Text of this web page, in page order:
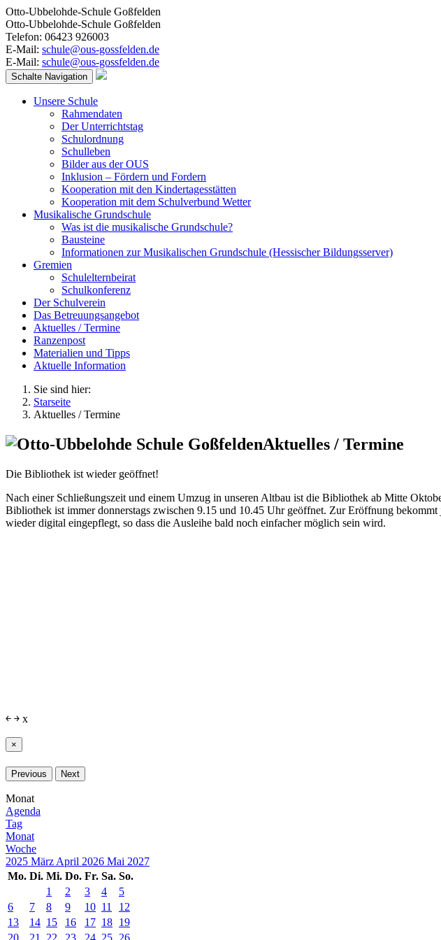
Otto-Ubbelohde-Schule Goßfelden
Otto-Ubbelohde-Schule Goßfelden
Telefon: 06423 926003
E-Mail: schule@ous-gossfelden.de
E-Mail: schule@ous-gossfelden.de
Schalte Navigation
Unsere Schule
Rahmendaten
Der Unterrichtstag
Schulordnung
Schulleben
Bilder aus der OUS
Inklusion – Fördern und Fordern
Kooperation mit den Kindertagesstätten
Kooperation mit dem Schulverbund Wetter
Musikalische Grundschule
Was ist die musikalische Grundschule?
Bausteine
Informationen zur Musikalischen Grundschule (Hessischer Bildungsserver)
Gremien
Schulelternbeirat
Schulkonferenz
Der Schulverein
Das Betreuungsangebot
Aktuelles / Termine
Ranzenpost
Materialien und Tipps
Aktuelle Information
Sie sind hier:
Starseite
Aktuelles / Termine
Aktuelles / Termine
Die Bibliothek ist wieder geöffnet!
Nach einer Schließungszeit und einem Umzug in unseren Altbau ist die Bibliothek ab Mitte
Bibliothek ist immer donnerstags zwischen 9.15 und 10.45 Uhr geöffnet. Zur Eröffnung
wieder digital eingepflegt, so dass die Ausleihe bald noch einfacher möglich sein wird.
￩ ￫ x
×
Previous Next
Monat
Agenda
Tag
Monat
Woche
2025 März April 2026 Mai 2027
Mo. Di. Mi. Do. Fr. Sa. So.
1
2 3 4
5
6
7 8 9 10 11
12
13
14 15 16 17 18 19
20
21 22 23 24 25 26